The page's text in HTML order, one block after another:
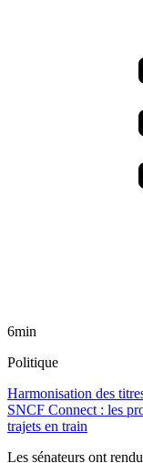
6min
Politique
Harmonisation des
SNCF Connect : les
trajets en train
Les sénateurs ont